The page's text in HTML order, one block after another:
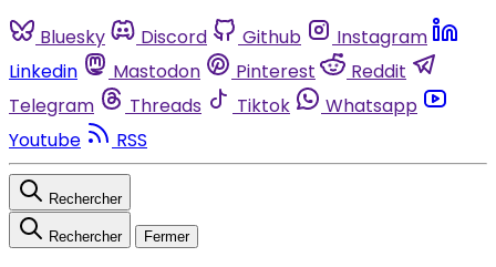
Bluesky Discord Github
Instagram
Linkedin
Mastodon Pinterest
Reddit
Telegram
Threads Tiktok
Whatsapp
Youtube
RSS
Rechercher
Rechercher Fermer